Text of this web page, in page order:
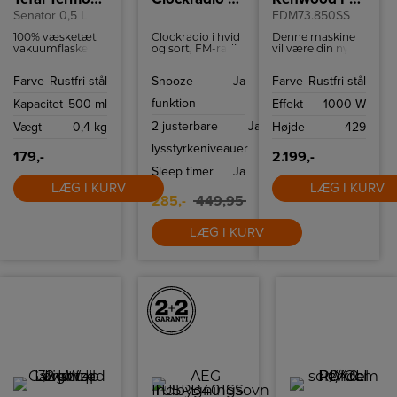
Senator 0,5 L
100% væsketæt
vakuumflaske
krus i låget.
Farve Rustfri stål
Kapacitet 500 ml
Vægt
0,4 kg
179,-
LÆG I KURV
Clockradio i hvid
og sort, FM-radio
(op til 20 kanaler).
Snooze
funktion
Ja
2 justerbare
lysstyrkeniveauer
Ja
Sleep timer Ja
285,- 449,95
LÆG I KURV
FDM73.850SS
Denne maskine
vil være din nye
typer
takket være alle
og tilbehør.
Farve Rustfri stål
Effekt
1000 W
Højde
429
2.199,-
LÆG I KURV